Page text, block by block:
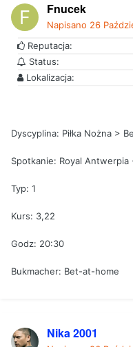
Fnucek
Napisano 26
Reputacja:
Status:
Lokalizacja:
Dyscyplina: Piłka Nożna >
Spotkanie: Royal Antwerpia
Typ: 1
Kurs: 3,22
Godz: 20:30
Bukmacher: Bet-at-home
Nika 2001